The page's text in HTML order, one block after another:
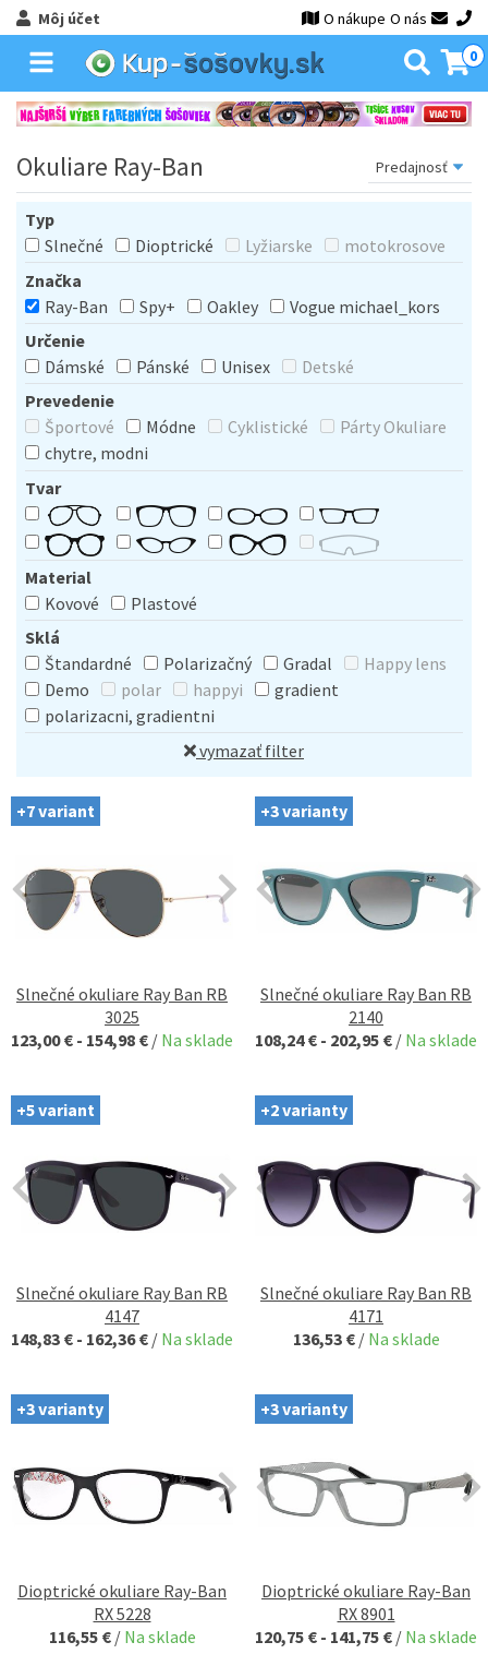
Môj účet O nákupe O nás
0
Okuliare Ray-Ban
Typ
Slnečné
Dioptrické Lyžiarske
motokrosove
Značka
Ray-Ban
Spy+ Oakley
Vogue michael_kors
Určenie
Dámské
Pánské Unisex
Detské
Prevedenie
Športové
Módne Cyklistické
Párty Okuliare
chytre, modni
Tvar
Material
Kovové
Plastové
Sklá
Štandardné
Polarizačný Gradal
Happy lens
Demo
polar happyi
gradient
polarizacni, gradientni
vymazať filter
+7 variant
Slnečné okuliare Ray Ban RB
3025
123,00 € - 154,98 € / Na sklade
+3 varianty
Slnečné okuliare Ray Ban RB
2140
108,24 € - 202,95 € / Na sklade
+5 variant
Slnečné okuliare Ray Ban RB
4147
148,83 € - 162,36 € / Na sklade
+2 varianty
Slnečné okuliare Ray Ban RB
4171
136,53 € / Na sklade
+3 varianty
Dioptrické okuliare Ray-Ban
RX 5228
116,55 € / Na sklade
+3 varianty
Dioptrické okuliare Ray-Ban
RX 8901
120,75 € - 141,75 € / Na sklade